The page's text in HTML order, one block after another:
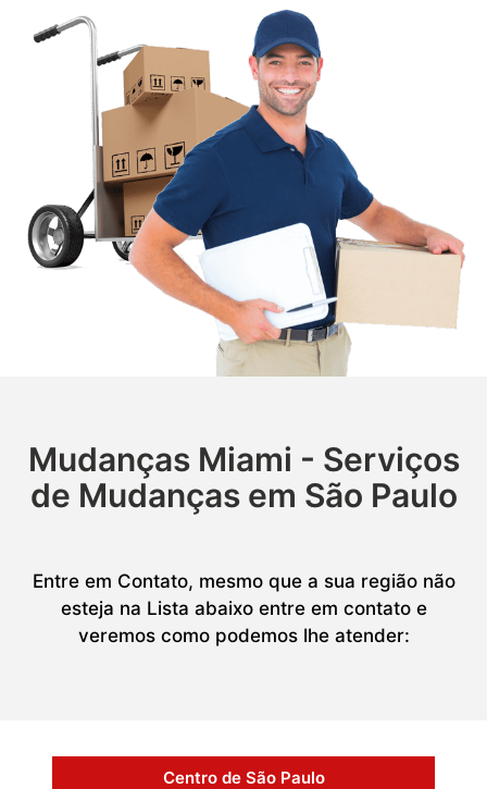
Mudanças Miami - Serviços
de Mudanças em São Paulo
Entre em Contato, mesmo que a sua região não
esteja na Lista abaixo entre em contato e
veremos como podemos lhe atender:
Centro de São Paulo